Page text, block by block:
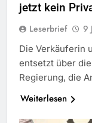
jetzt kein
Leserbrief 9
Die Verkäuferin
entsetzt über
Regierung, die
Weiterlesen